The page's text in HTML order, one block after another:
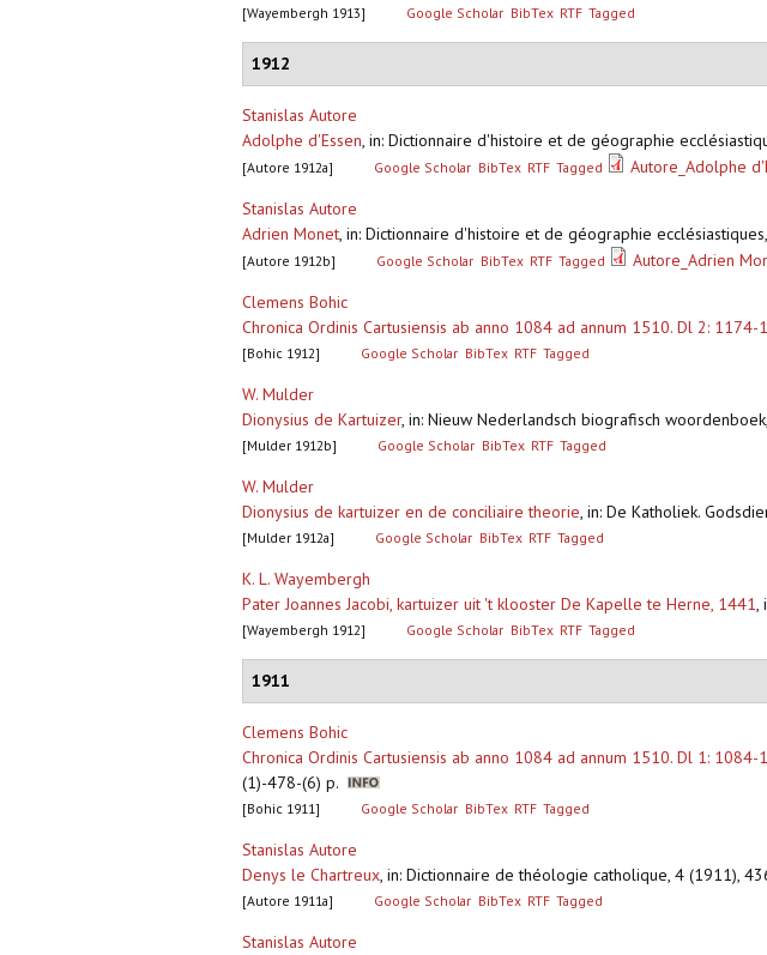
[Wayembergh 1913] Google Scholar BibTex RTF Tagged
1912
Stanislas Autore
Adolphe d'Essen, in: Dictionnaire d'histoire et de géographie
[Autore 1912a] Google Scholar BibTex RTF Tagged Autore_Adolphe
Stanislas Autore
Adrien Monet, in: Dictionnaire d'histoire et de géographie
[Autore 1912b] Google Scholar BibTex RTF Tagged Autore_Adrien
Clemens Bohic
Chronica Ordinis Cartusiensis ab anno 1084 ad annum 1510. Dl 2: 1174-
[Bohic 1912] Google Scholar BibTex RTF Tagged
W. Mulder
Dionysius de Kartuizer, in: Nieuw Nederlandsch biografisch
[Mulder 1912b] Google Scholar BibTex RTF Tagged
W. Mulder
Dionysius de kartuizer en de conciliaire theorie, in: De Katholiek.
[Mulder 1912a] Google Scholar BibTex RTF Tagged
K. L. Wayembergh
Pater Joannes Jacobi, kartuizer uit 't klooster De Kapelle te Herne, 1441,
[Wayembergh 1912] Google Scholar BibTex RTF Tagged
1911
Clemens Bohic
Chronica Ordinis Cartusiensis ab anno 1084 ad annum 1510. Dl 1: 1084-
(1)-478-(6) p.
[Bohic 1911] Google Scholar BibTex RTF Tagged
Stanislas Autore
Denys le Chartreux, in: Dictionnaire de théologie catholique, 4 (1911),
[Autore 1911a] Google Scholar BibTex RTF Tagged
Stanislas Autore